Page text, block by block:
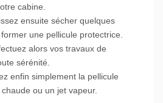
cabine.
ensuite sécher quelques
une pellicule protectrice.
alors vos travaux de
sérénité.
enfin simplement la pellicule
chaude ou un jet vapeur.